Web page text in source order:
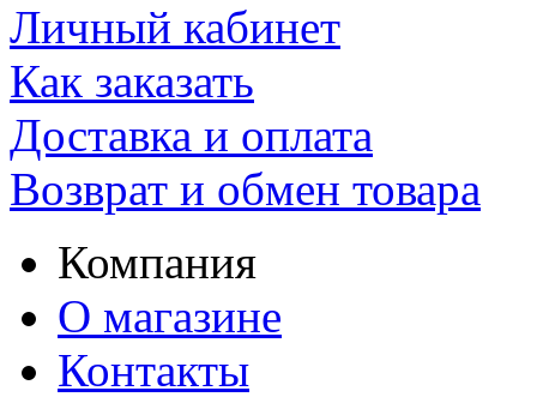
Личный кабинет
Как заказать
Доставка и оплата
Возврат и обмен товара
Компания
О магазине
Контакты